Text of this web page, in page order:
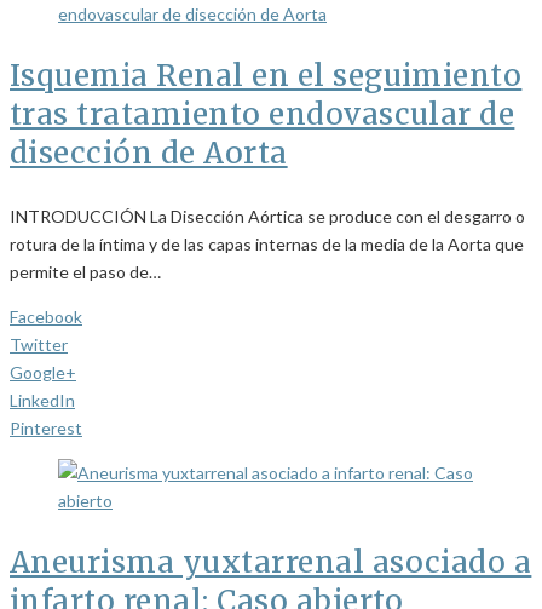
Isquemia Renal en el seguimiento
tras tratamiento endovascular de
disección de Aorta
INTRODUCCIÓN La Disección Aórtica se produce con el desgarro o
rotura de la íntima y de las capas internas de la media de la Aorta que
permite el paso de…
Facebook
Twitter
Google+
LinkedIn
Pinterest
Aneurisma yuxtarrenal asociado a
infarto renal: Caso abierto